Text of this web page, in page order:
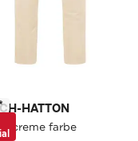
HATTON
creme farbe